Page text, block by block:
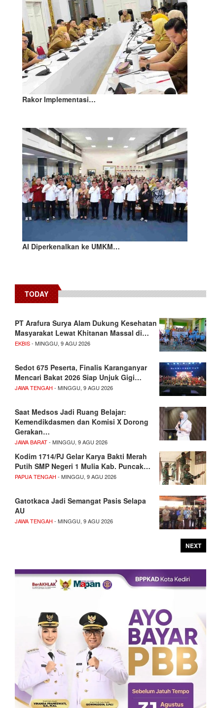
Rakor Implementasi…
AI Diperkenalkan ke UMKM…
TODAY
PT Arafura Surya Alam Dukung Kesehatan
Masyarakat Lewat Khitanan Massal di…
EKBIS- MINGGU, 9 AGU 2026
Sedot 675 Peserta, Finalis Karanganyar
Mencari Bakat 2026 Siap Unjuk Gigi…
JAWA TENGAH - MINGGU, 9 AGU 2026
Saat Medsos Jadi Ruang Belajar:
Kemendikdasmen dan Komisi X Dorong
Gerakan…
JAWA BARAT- MINGGU, 9 AGU 2026
Kodim 1714/PJ Gelar Karya Bakti Merah
Putih SMP Negeri 1 Mulia Kab. Puncak…
PAPUA TENGAH - MINGGU, 9 AGU 2026
Gatotkaca Jadi Semangat Pasis Selapa
AU
JAWA TENGAH - MINGGU, 9 AGU 2026
NEXT